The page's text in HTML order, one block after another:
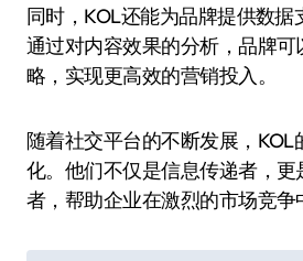
同时，KOL还能为品牌提供数据
通过对内容效果的分析，品牌
略，实现更高效的营销投入。
随着社交平台的不断发展，KOL
化。他们不仅是信息传递者，
者，帮助企业在激烈的市场竞争